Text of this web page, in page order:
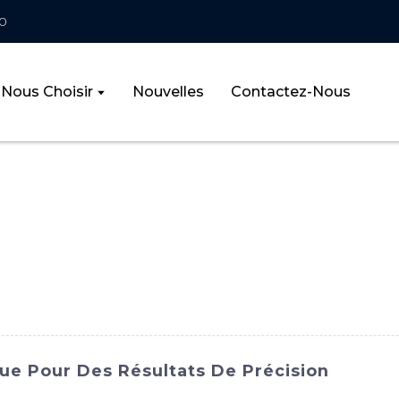
Choisir Nouvelles Contactez-Nous
Pour Des Résultats De Précision